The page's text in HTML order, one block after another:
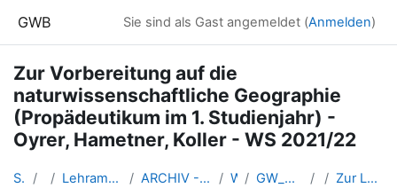
GWB Sie sind als Gast angemeldet (Anmelden)
Zur Vorbereitung auf die
naturwissenschaftliche Geographie
(Propädeutikum im 1. Studienjahr) -
Oyrer, Hametner, Koller - WS 2021/22
Startseite Kurse Lehramtsausbildung GW im Cluster Österreich Mitte ARCHIV - Lehrveranstaltungen am Standort Linz - seit 2016 WS 2021/22 GW_NawiGeo_Vorbereitung_Linz_2021ws GW Zur Lektion "Lesen von Klimadiagrammen"